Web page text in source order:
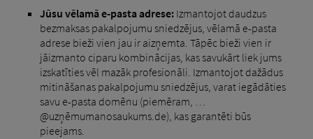
Jūsu vēlamā e-pasta adrese:Izmantojot daudzus
bezmaksas pakalpojumu sniedzējus, vēlamā e-pasta
adrese bieži vien jau ir aizņemta. Tāpēc bieži vien ir
jāizmanto ciparu kombinācijas, kas savukārt liek jums
izskatīties vēl mazāk profesionāli. Izmantojot dažādus
mitināšanas pakalpojumu sniedzējus, varat iegādāties
savu e-pasta domēnu (piemēram, …
@uzņēmumanosaukums.de), kas garantēti būs
pieejams.